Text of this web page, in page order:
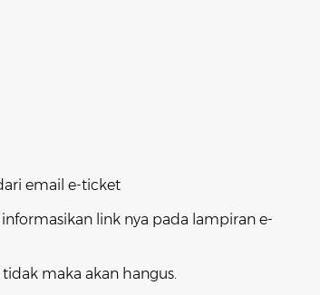
email e-ticket
link nya pada lampiran e-
maka akan hangus.